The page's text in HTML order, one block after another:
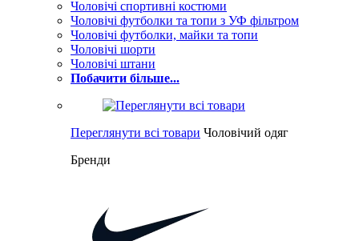
Чоловічі спортивні костюми
Чоловічі футболки та топи з УФ фільтром
Чоловічі футболки, майки та топи
Чоловічі шорти
Чоловічі штани
Побачити більше...
Переглянути всі товари Чоловічий одяг
Бренди